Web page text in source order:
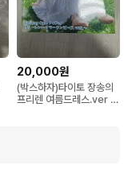
20,000원
(박스하자)타이토 장송의
프리렌 여름드레스.ver 피